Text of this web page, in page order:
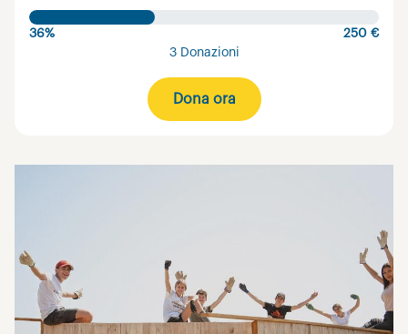
36%
250 €
3 Donazioni
Dona ora